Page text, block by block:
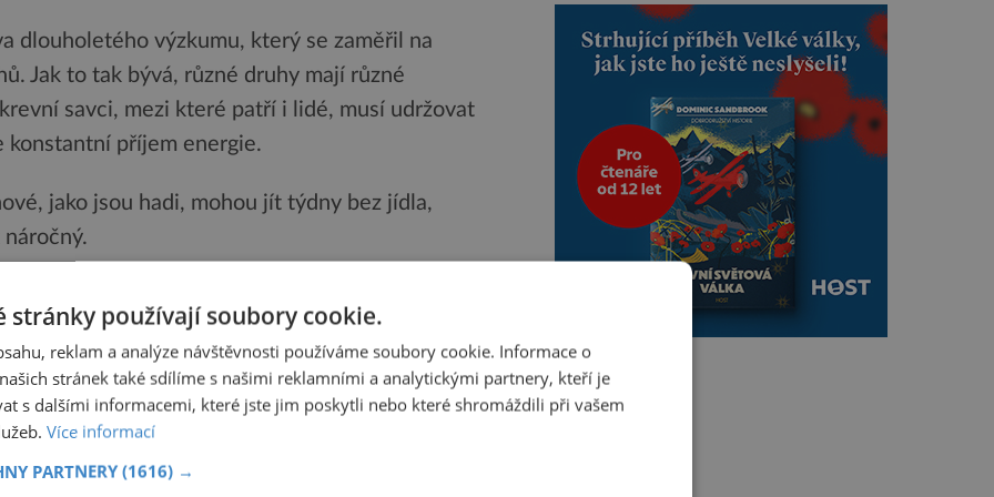
dlouholetého výzkumu, který se zaměřil na
Jak to tak bývá, různé druhy mají různé
savci, mezi které patří i lidé, musí udržovat
konstantní příjem energie.
jako jsou hadi, mohou jít týdny bez jídla,
nákladů na reprodukci u desítek
ukázal, že samice nejenže musí živit
energii svým potomkům.
reprodukcí, zjistil, že pro mnoho druhů neexistují
zaplnit.
stránky používají soubory cookie.
reklam a analýze návštěvnosti používáme soubory cookie. Informace o
stránek také sdílíme s našimi reklamními a analytickými partnery, kteří je
s dalšími informacemi, které jste jim poskytli nebo které shromáždili při vašem
Více informací
PARTNERY (1616) →